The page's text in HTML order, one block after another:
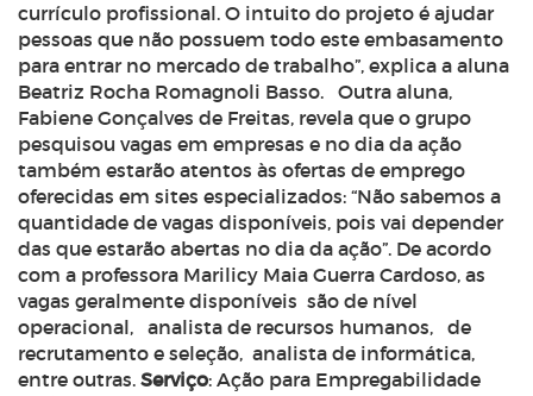
currículo profissional. O intuito do projeto é ajudar
pessoas que não possuem todo este embasamento
para entrar no mercado de trabalho”, explica a aluna
Beatriz Rocha Romagnoli Basso. Outra aluna,
Fabiene Gonçalves de Freitas, revela que o grupo
pesquisou vagas em empresas e no dia da ação
também estarão atentos às ofertas de emprego
oferecidas em sites especializados: “Não sabemos a
quantidade de vagas disponíveis, pois vai depender
das que estarão abertas no dia da ação”. De acordo
com a professora Marilicy Maia Guerra Cardoso, as
vagas geralmente disponíveis são de nível
operacional, analista de recursos humanos, de
recrutamento e seleção, analista de informática,
entre outras. Serviço: Ação para Empregabilidade